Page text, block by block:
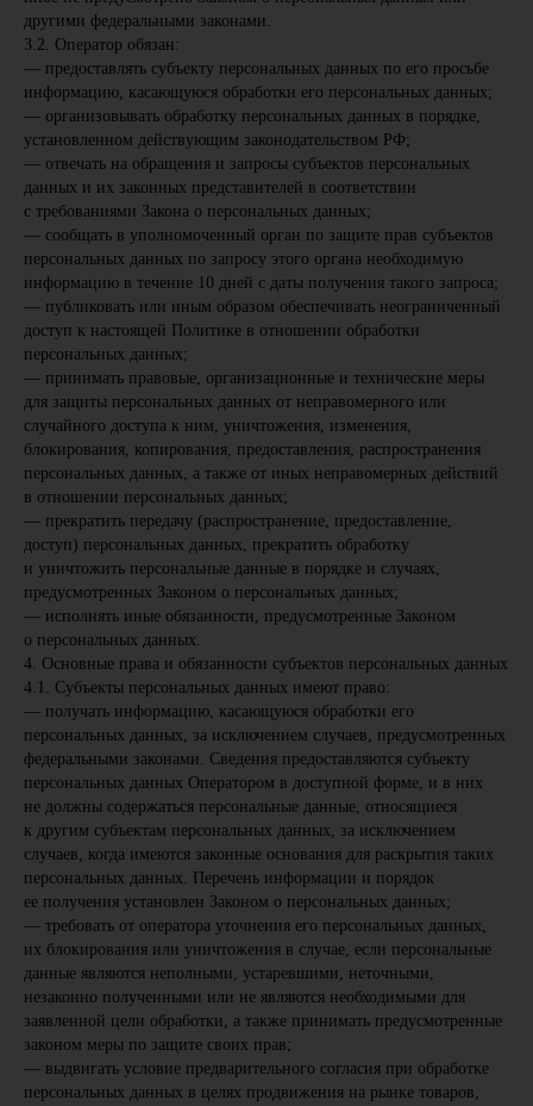
другими федеральными законами.
3.2. Оператор обязан:
— предоставлять субъекту персональных данных по его просьбе
информацию, касающуюся обработки его персональных данных;
— организовывать обработку персональных данных в порядке,
установленном действующим законодательством РФ;
— отвечать на обращения и запросы субъектов персональных
данных и их законных представителей в соответствии
с требованиями Закона о персональных данных;
— сообщать в уполномоченный орган по защите прав субъектов
персональных данных по запросу этого органа необходимую
информацию в течение 10 дней с даты получения такого запроса;
— публиковать или иным образом обеспечивать неограниченный
доступ к настоящей Политике в отношении обработки
персональных данных;
— принимать правовые, организационные и технические меры
для защиты персональных данных от неправомерного или
случайного доступа к ним, уничтожения, изменения,
блокирования, копирования, предоставления, распространения
персональных данных, а также от иных неправомерных действий
в отношении персональных данных;
— прекратить передачу (распространение, предоставление,
доступ) персональных данных, прекратить обработку
и уничтожить персональные данные в порядке и случаях,
предусмотренных Законом о персональных данных;
— исполнять иные обязанности, предусмотренные Законом
о персональных данных.
4. Основные права и обязанности субъектов персональных данных
4.1. Субъекты персональных данных имеют право:
— получать информацию, касающуюся обработки его
персональных данных, за исключением случаев, предусмотренных
федеральными законами. Сведения предоставляются субъекту
персональных данных Оператором в доступной форме, и в них
не должны содержаться персональные данные, относящиеся
к другим субъектам персональных данных, за исключением
случаев, когда имеются законные основания для раскрытия таких
персональных данных. Перечень информации и порядок
ее получения установлен Законом о персональных данных;
— требовать от оператора уточнения его персональных данных,
их блокирования или уничтожения в случае, если персональные
данные являются неполными, устаревшими, неточными,
незаконно полученными или не являются необходимыми для
заявленной цели обработки, а также принимать предусмотренные
законом меры по защите своих прав;
— выдвигать условие предварительного согласия при обработке
персональных данных в целях продвижения на рынке товаров,